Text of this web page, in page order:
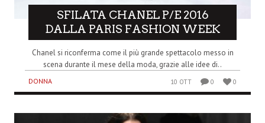
SFILATA CHANEL P/E 2016
DALLA PARIS FASHION WEEK
Chanel si riconferma come il più grande spettacolo messo in
scena durante il mese della moda, grazie alle idee di..
DONNA 10 OTT 0 0